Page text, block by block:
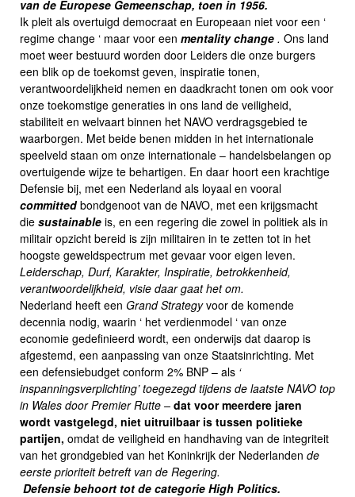
van de Europese Gemeenschap, toen in 1956.
Ik pleit als overtuigd democraat en Europeaan niet voor een ‘
regime change ‘ maar voor een mentality change . Ons land
moet weer bestuurd worden door Leiders die onze burgers
een blik op de toekomst geven, inspiratie tonen,
verantwoordelijkheid nemen en daadkracht tonen om ook voor
onze toekomstige generaties in ons land de veiligheid,
stabiliteit en welvaart binnen het NAVO verdragsgebied te
waarborgen. Met beide benen midden in het internationale
speelveld staan om onze internationale – handelsbelangen op
overtuigende wijze te behartigen. En daar hoort een krachtige
Defensie bij, met een Nederland als loyaal en vooral
committed bondgenoot van de NAVO, met een krijgsmacht
die sustainable is, en een regering die zowel in politiek als in
militair opzicht bereid is zijn militairen in te zetten tot in het
hoogste geweldspectrum met gevaar voor eigen leven.
Leiderschap, Durf, Karakter, Inspiratie, betrokkenheid,
verantwoordelijkheid, visie daar gaat het om.
Nederland heeft een Grand Strategyvoor de komende
decennia nodig, waarin ‘ het verdienmodel ‘ van onze
economie gedefinieerd wordt, een onderwijs dat daarop is
afgestemd, een aanpassing van onze Staatsinrichting. Met
een defensiebudget conform 2% BNP – als ‘
inspanningsverplichting’ toegezegd tijdens de laatste NAVO top
in Wales door Premier Rutte – dat voor meerdere jaren
wordt vastgelegd, niet uitruilbaar is tussen politieke
partijen, omdat de veiligheid en handhaving van de integriteit
van het grondgebied van het Koninkrijk der Nederlanden de
eerste prioriteit betreft van de Regering.
Defensie behoort tot de categorie High Politics.